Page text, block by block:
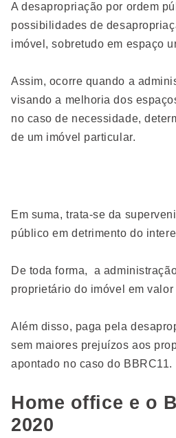
A desapropriação por ordem
possibilidades de
imóvel, sobretudo em espaço
Assim, ocorre quando a
visando a melhoria dos
no caso de necessidade,
de um imóvel particular.
Em suma, trata-se da
público em detrimento do
De toda forma, a
proprietário do imóvel em
Além disso, paga pela
sem maiores prejuízos aos
apontado no caso do BBRC11.
Home office e o
2020